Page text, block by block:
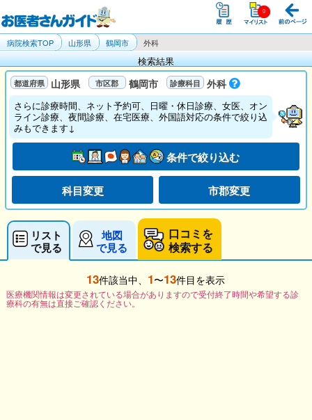
病院検索TOP 山形県 鶴岡市 外科
検索結果
山形県 鶴岡市 外科
さらに診療時間、ネット予約可、日曜・休日診療、女医、オン
ライン診療、夜間診療、在宅医療、外国語対応の条件で絞り込
みもできます↓
条件で絞り込む
科目変更 市郡変更
リスト
で見る
地図
で見る
口コミを
検索する
13件該当中、 1〜13件目を表示
医療機関情報は変更されている場合がありますので受付終了時間や希望する診
療科の有無は直接ご確認ください。